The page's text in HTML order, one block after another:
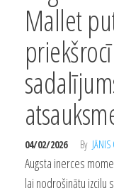
Mallet
04/02/2026 By JĀNIS
Augsta inerces
lai nodrošinātu izcilu